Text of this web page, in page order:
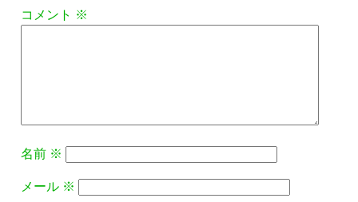
コメント ※
名前 ※
メール ※